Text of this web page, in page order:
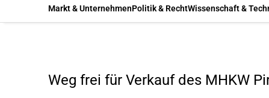
Markt & UnternehmenPolitik & RechtWissenschaft &
Weg frei für Verkauf des MHKW